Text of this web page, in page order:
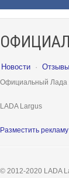
Новости · Отзывы
Официальный Лада
LADA Largus
Разместить
© 2012-2020 LADA